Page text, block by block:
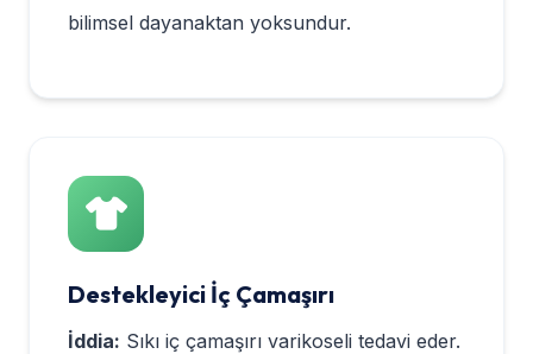
bilimsel dayanaktan yoksundur.
Destekleyici İç Çamaşırı
İddia: Sıkı iç çamaşırı varikoseli tedavi eder.